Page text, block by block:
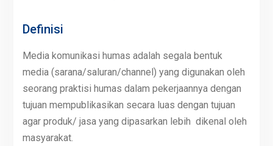
Definisi
Media komunikasi humas adalah segala bentuk
media (sarana/saluran/channel) yang digunakan oleh
seorang praktisi humas dalam pekerjaannya dengan
tujuan mempublikasikan secara luas dengan tujuan
agar produk/ jasa yang dipasarkan lebih dikenal oleh
masyarakat.